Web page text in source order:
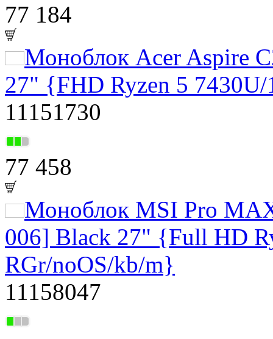
77 184
Моноблок Acer Aspire
27" {FHD Ryzen 5
11151730
77 458
Моноблок MSI Pro
006] Black 27" {Full HD
RGr/noOS/kb/m}
11158047